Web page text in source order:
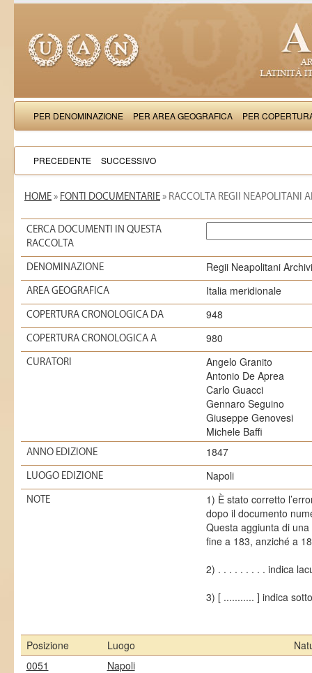
PER DENOMINAZIONE PER AREA GEOGRAFICA PER
PRECEDENTE SUCCESSIVO
HOME » FONTI DOCUMENTARIE » RACCOLTA REGII NEAPOLITANI
CERCA DOCUMENTI IN QUESTA
RACCOLTA
DENOMINAZIONE Regii Neapolitani
AREA GEOGRAFICA Italia meridionale
COPERTURA CRONOLOGICA DA 948
COPERTURA CRONOLOGICA A 980
CURATORI
Angelo Granito
Antonio De Aprea
Carlo Guacci
Gennaro Seguino
Giuseppe Genovesi
Michele Baffi
ANNO EDIZIONE 1847
LUOGO EDIZIONE Napoli
NOTE
1) È stato corretto
dopo il documento
Questa aggiunta di
fine a 183, anziché a
2) . . . . . . . . . indica
3) [ ........... ] indica
Posizione Luogo
0051
Napoli